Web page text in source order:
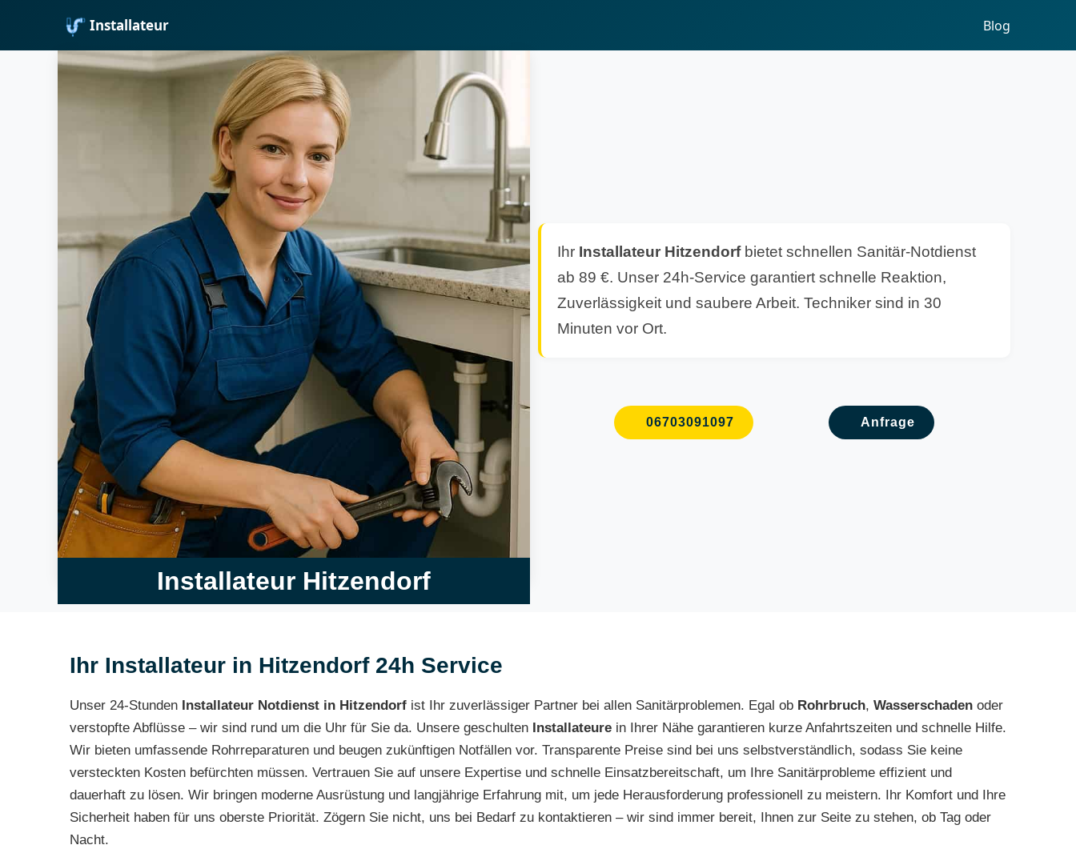
Installateur Blog
Installateur Hitzendorf
Ihr Installateur Hitzendorfbietet schnellen Sanitär-Notdienst
ab 89 €. Unser 24h-Service garantiert schnelle Reaktion,
Zuverlässigkeit und saubere Arbeit. Techniker sind in 30
Minuten vor Ort.
06703091097 Anfrage
Ihr Installateur in Hitzendorf 24h Service
Unser 24-Stunden Installateur Notdienst in Hitzendorf ist Ihr zuverlässiger Partner bei allen Sanitärproblemen. Egal ob Rohrbruch, Wasserschaden oder
verstopfte Abflüsse – wir sind rund um die Uhr für Sie da. Unsere geschulten Installateure in Ihrer Nähe garantieren kurze Anfahrtszeiten und schnelle Hilfe.
Wir bieten umfassende Rohrreparaturen und beugen zukünftigen Notfällen vor. Transparente Preise sind bei uns selbstverständlich, sodass Sie keine
versteckten Kosten befürchten müssen. Vertrauen Sie auf unsere Expertise und schnelle Einsatzbereitschaft, um Ihre Sanitärprobleme effizient und
dauerhaft zu lösen. Wir bringen moderne Ausrüstung und langjährige Erfahrung mit, um jede Herausforderung professionell zu meistern. Ihr Komfort und Ihre
Sicherheit haben für uns oberste Priorität. Zögern Sie nicht, uns bei Bedarf zu kontaktieren – wir sind immer bereit, Ihnen zur Seite zu stehen, ob Tag oder
Nacht.